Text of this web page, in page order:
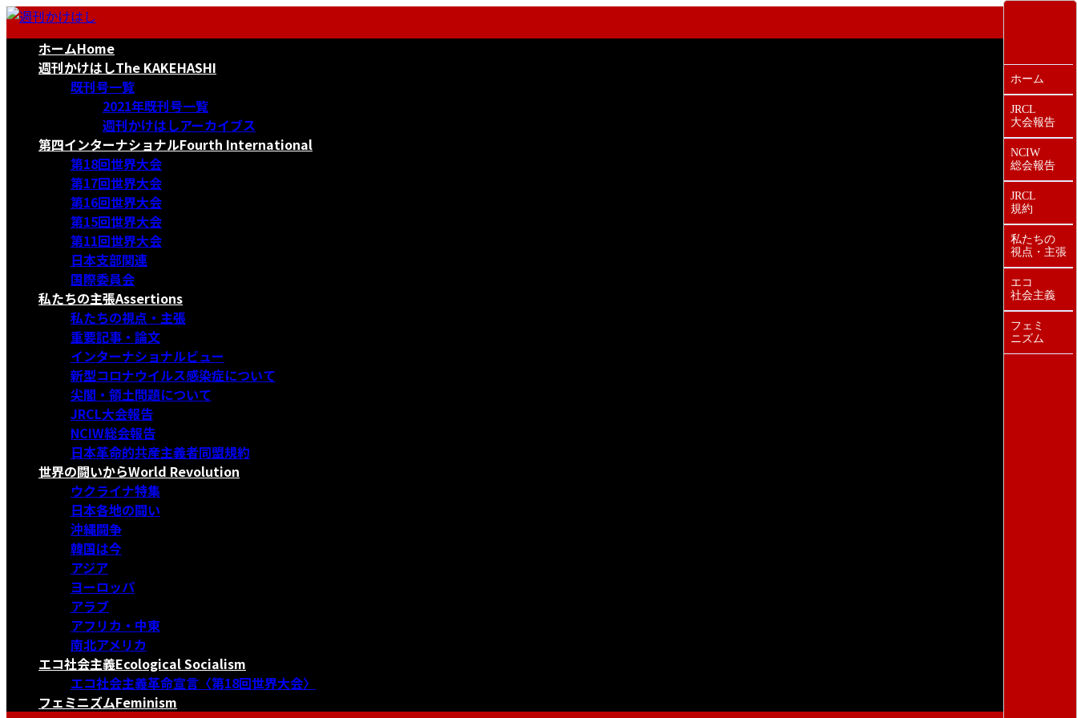
コ
ナ
ホームHome
週刊かけはしThe KAKEHASHI
既刊号一覧
2021年既刊号一覧
週刊かけはしアーカイブス
第四インターナショナルFourth International
第18回世界大会
第17回世界大会
第16回世界大会
第15回世界大会
第11回世界大会
日本支部関連
国際委員会
私たちの主張Assertions
私たちの視点・主張
重要記事・論文
インターナショナルビュー
新型コロナウイルス感染症について
尖閣・領土問題について
JRCL大会報告
NCIW総会報告
日本革命的共産主義者同盟規約
世界の闘いからWorld Revolution
ウクライナ特集
日本各地の闘い
沖縄闘争
韓国は今
アジア
ヨーロッパ
アラブ
アフリカ・中東
南北アメリカ
エコ社会主義Ecological Socialism
エコ社会主義革命宣言〈第18回世界大会〉
フェミニズムFeminism
ホーム
JRCL
大会報告
NCIW
総会報告
JRCL
規約
私たちの
視点・主張
エコ
社会主義
フェミ
ニズム